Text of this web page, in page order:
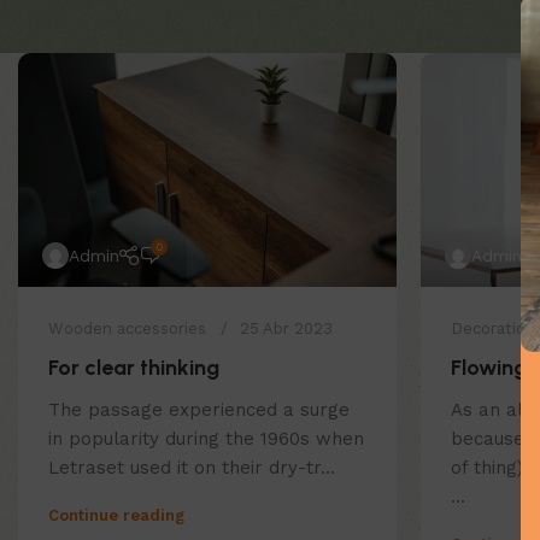
Admin 0
Wooden accessories 25 Abr 2023
For clear thinking
The passage experienced a surge
in popularity during the 1960s when
Letraset used it on their dry-tr...
Continue reading
Admin
Decoration
Flowing
As an
because
of thing)
...